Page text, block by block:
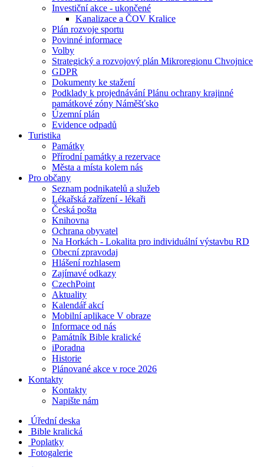
Investiční akce - ukončené
Kanalizace a ČOV Kralice
Plán rozvoje sportu
Povinné informace
Volby
Strategický a rozvojový plán Mikroregionu Chvojnice
GDPR
Dokumenty ke stažení
Podklady k projednávání Plánu ochrany krajinné
památkové zóny Náměšťsko
Územní plán
Evidence odpadů
Turistika
Památky
Přírodní památky a rezervace
Města a místa kolem nás
Pro občany
Seznam podnikatelů a služeb
Lékařská zařízení - lékaři
Česká pošta
Knihovna
Ochrana obyvatel
Na Horkách - Lokalita pro individuální výstavbu RD
Obecní zpravodaj
Hlášení rozhlasem
Zajímavé odkazy
CzechPoint
Aktuality
Kalendář akcí
Mobilní aplikace V obraze
Informace od nás
Památník Bible kralické
iPoradna
Historie
Plánované akce v roce 2026
Kontakty
Kontakty
Napište nám
Úřední deska
Bible kralická
Poplatky
Fotogalerie